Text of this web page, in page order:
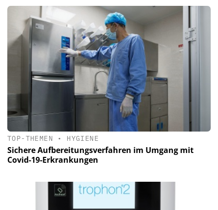
TOP-THEMEN • HYGIENE
Sichere Aufbereitungsverfahren im Umgang mit
Covid-19-Erkrankungen